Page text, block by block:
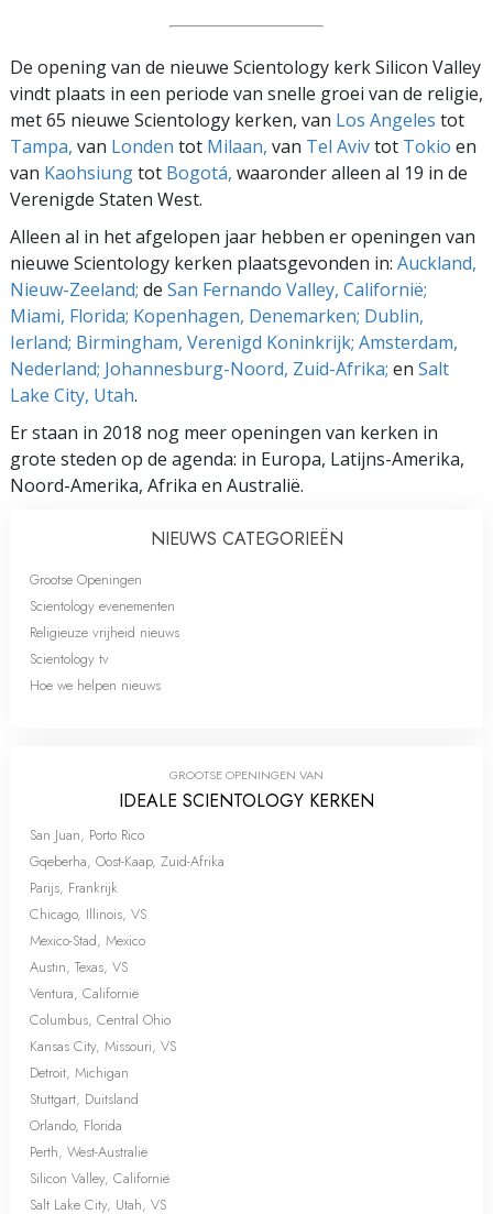
De opening van de nieuwe Scientology kerk Silicon Valley
vindt plaats in een periode van snelle groei van de religie,
met 65 nieuwe Scientology kerken, van Los Angeles tot
Tampa, van Londen tot Milaan, van Tel Avivtot Tokio en
van Kaohsiungtot Bogotá, waaronder alleen al 19 in de
Verenigde Staten West.
Alleen al in het afgelopen jaar hebben er openingen van
nieuwe Scientology kerken plaatsgevonden in: Auckland,
Nieuw-Zeeland; de San Fernando Valley, Californië;
Miami, Florida; Kopenhagen, Denemarken; Dublin,
Ierland; Birmingham, Verenigd Koninkrijk; Amsterdam,
Nederland; Johannesburg-Noord, Zuid-Afrika; en Salt
Lake City, Utah.
Er staan in 2018 nog meer openingen van kerken in
grote steden op de agenda: in Europa, Latijns-Amerika,
Noord-Amerika, Afrika en Australië.
NIEUWS CATEGORIEËN
Grootse Openingen
Scientology evenementen
Religieuze vrijheid nieuws
Scientology tv
Hoe we helpen nieuws
GROOTSE OPENINGEN VAN
IDEALE SCIENTOLOGY KERKEN
San Juan, Porto Rico
Gqeberha, Oost-Kaap, Zuid-Afrika
Parijs, Frankrijk
Chicago, Illinois, VS
Mexico-Stad, Mexico
Austin, Texas, VS
Ventura, Californië
Columbus, Central Ohio
Kansas City, Missouri, VS
Detroit, Michigan
Stuttgart, Duitsland
Orlando, Florida
Perth, West-Australië
Silicon Valley, Californië
Salt Lake City, Utah, VS